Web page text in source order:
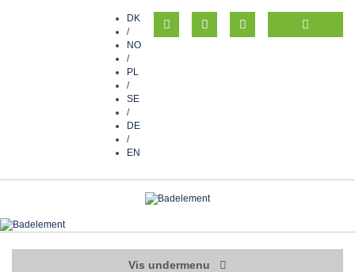
DK
/
NO
/
PL
/
SE
/
DE
/
EN
Vis undermenu